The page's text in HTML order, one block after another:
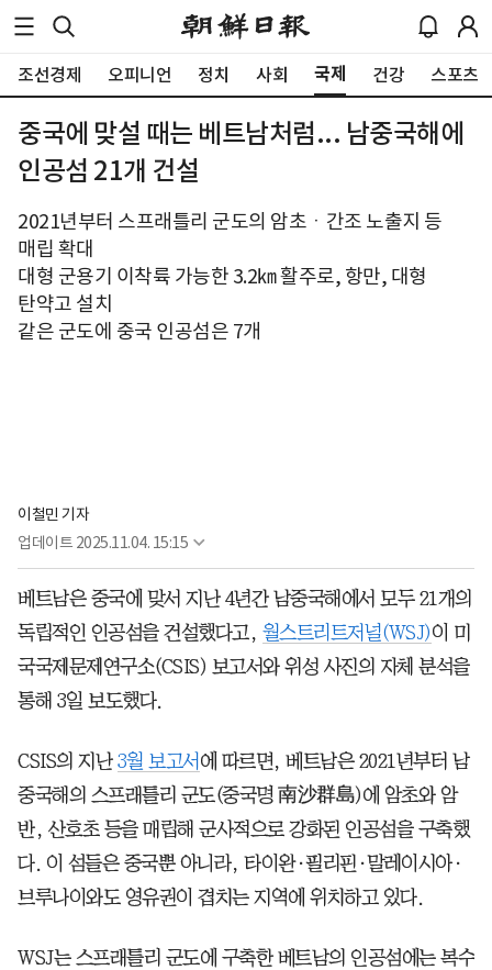
조선경제 오피니언 정치 사회 국제 건강 스포츠
중국에 맞설 때는 베트남처럼... 남중국해에
인공섬 21개 건설
2021년부터 스프래틀리 군도의 암초ㆍ간조 노출지 등
매립 확대
대형 군용기 이착륙 가능한 3.2㎞ 활주로, 항만, 대형
탄약고 설치
같은 군도에 중국 인공섬은 7개
이철민 기자
업데이트 2025.11.04. 15:15
베트남은 중국에 맞서 지난 4년간 남중국해에서 모두 21개의
독립적인 인공섬을 건설했다고, 월스트리트저널(WSJ)이 미
국국제문제연구소(CSIS) 보고서와 위성 사진의 자체 분석을
통해 3일 보도했다.
CSIS의 지난 3월 보고서 에 따르면, 베트남은 2021년부터 남
중국해의 스프래틀리 군도(중국명 南沙群島)에 암초와 암
반, 산호초 등을 매립해 군사적으로 강화된 인공섬을 구축했
다. 이 섬들은 중국뿐 아니라, 타이완·필리핀·말레이시아·
브루나이와도 영유권이 겹치는 지역에 위치하고 있다.
WSJ는 스프래틀리 군도에 구축한 베트남의 인공섬에는 복수